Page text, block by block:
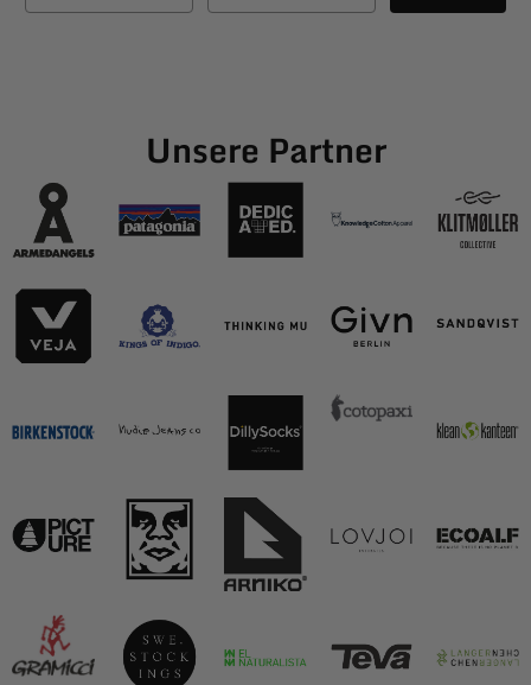
Unsere Partner